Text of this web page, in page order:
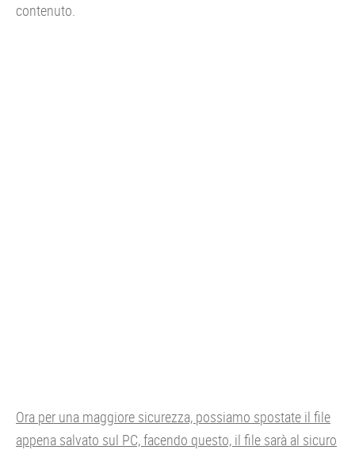
contenuto.
Ora per una maggiore sicurezza, possiamo spostate il file
appena salvato sul PC, facendo questo, il file sarà al sicuro